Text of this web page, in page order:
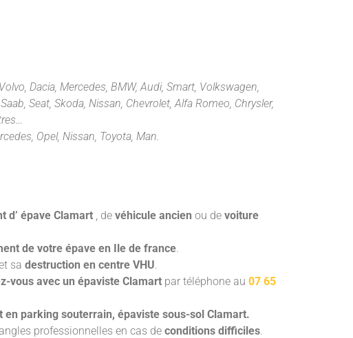
Volvo, Dacia, Mercedes, BMW, Audi, Smart, Volkswagen,
Seat, Skoda, Nissan, Chevrolet, Alfa Romeo, Chrysler,
Opel, Nissan, Toyota, Man.
d’ épave Clamart , de véhicule ancien ou de voiture
de votre épave en Ile de france.
sa destruction en centre VHU.
vous avec un épaviste Clamart par téléphone au 07 65
en parking souterrain, épaviste sous-sol Clamart.
professionnelles en cas de conditions difficiles.